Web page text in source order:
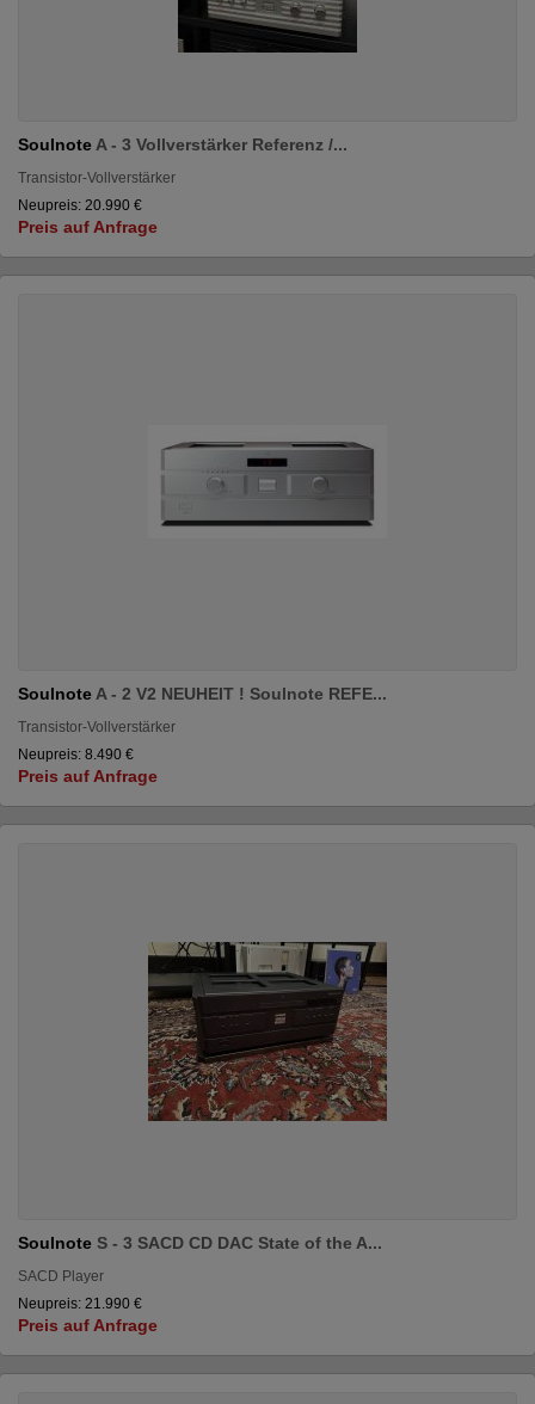
Soulnote A - 3 Vollverstärker Referenz /...
Transistor-Vollverstärker
Neupreis: 20.990 €
Preis auf Anfrage
Soulnote A - 2 V2 NEUHEIT ! Soulnote REFE...
Transistor-Vollverstärker
Neupreis: 8.490 €
Preis auf Anfrage
Soulnote S - 3 SACD CD DAC State of the A...
SACD Player
Neupreis: 21.990 €
Preis auf Anfrage